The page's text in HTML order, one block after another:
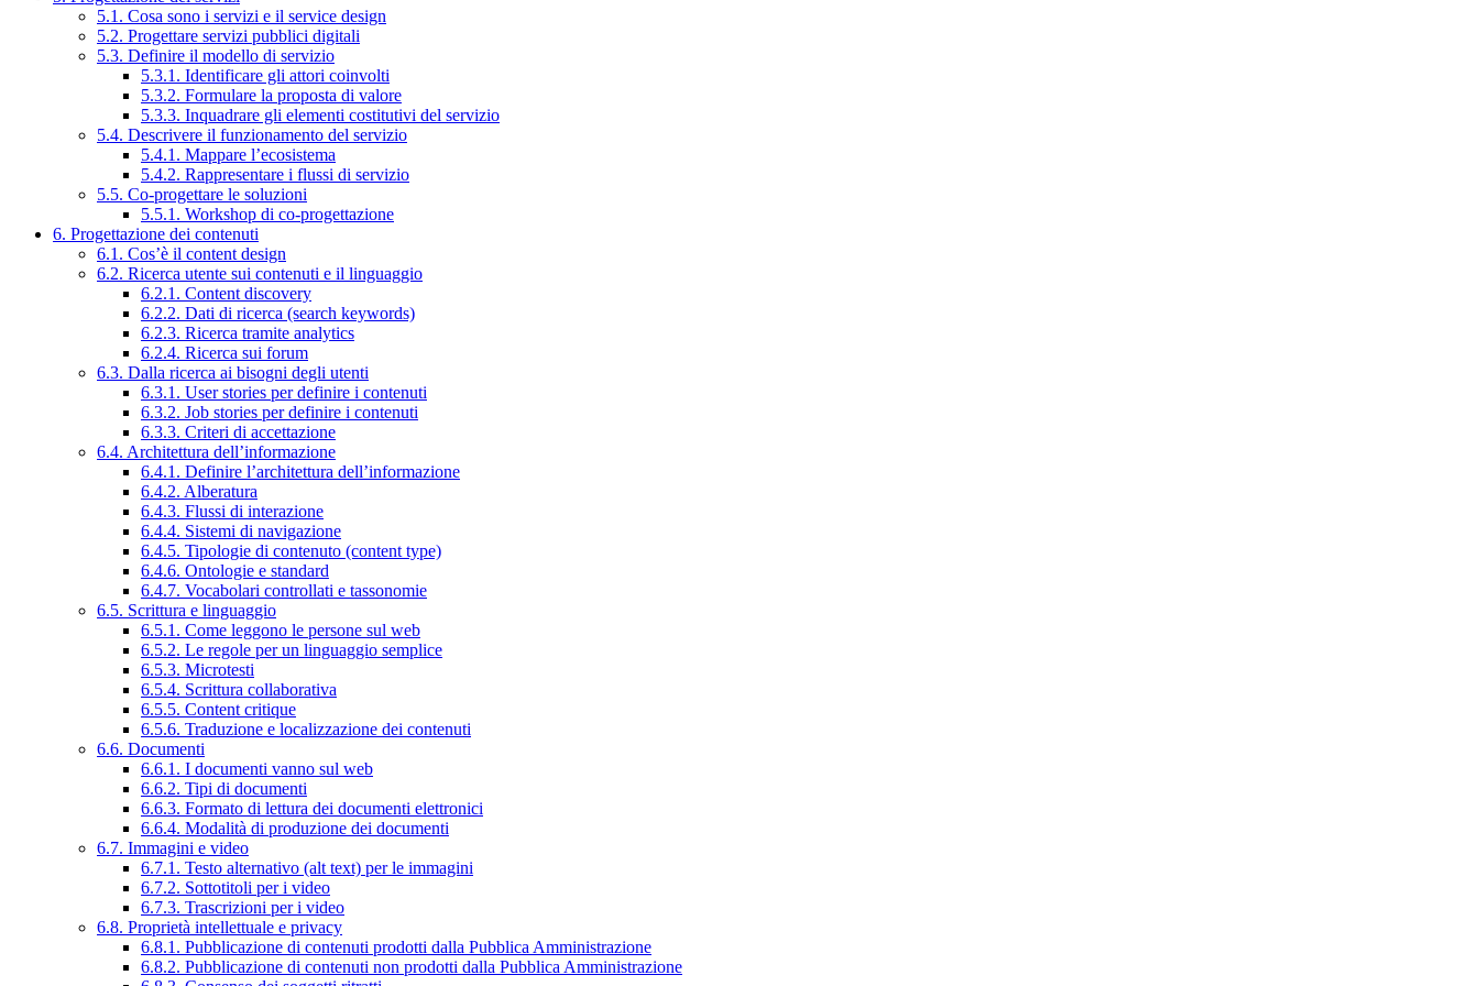
5.1. Cosa sono i servizi e il service design
5.2. Progettare servizi pubblici digitali
5.3. Definire il modello di servizio
5.3.1. Identificare gli attori coinvolti
5.3.2. Formulare la proposta di valore
5.3.3. Inquadrare gli elementi costitutivi del servizio
5.4. Descrivere il funzionamento del servizio
5.4.1. Mappare l’ecosistema
5.4.2. Rappresentare i flussi di servizio
5.5. Co-progettare le soluzioni
5.5.1. Workshop di co-progettazione
6. Progettazione dei contenuti
6.1. Cos’è il content design
6.2. Ricerca utente sui contenuti e il linguaggio
6.2.1. Content discovery
6.2.2. Dati di ricerca (search keywords)
6.2.3. Ricerca tramite analytics
6.2.4. Ricerca sui forum
6.3. Dalla ricerca ai bisogni degli utenti
6.3.1. User stories per definire i contenuti
6.3.2. Job stories per definire i contenuti
6.3.3. Criteri di accettazione
6.4. Architettura dell’informazione
6.4.1. Definire l’architettura dell’informazione
6.4.2. Alberatura
6.4.3. Flussi di interazione
6.4.4. Sistemi di navigazione
6.4.5. Tipologie di contenuto (content type)
6.4.6. Ontologie e standard
6.4.7. Vocabolari controllati e tassonomie
6.5. Scrittura e linguaggio
6.5.1. Come leggono le persone sul web
6.5.2. Le regole per un linguaggio semplice
6.5.3. Microtesti
6.5.4. Scrittura collaborativa
6.5.5. Content critique
6.5.6. Traduzione e localizzazione dei contenuti
6.6. Documenti
6.6.1. I documenti vanno sul web
6.6.2. Tipi di documenti
6.6.3. Formato di lettura dei documenti elettronici
6.6.4. Modalità di produzione dei documenti
6.7. Immagini e video
6.7.1. Testo alternativo (alt text) per le immagini
6.7.2. Sottotitoli per i video
6.7.3. Trascrizioni per i video
6.8. Proprietà intellettuale e privacy
6.8.1. Pubblicazione di contenuti prodotti dalla Pubblica Amministrazione
6.8.2. Pubblicazione di contenuti non prodotti dalla Pubblica Amministrazione